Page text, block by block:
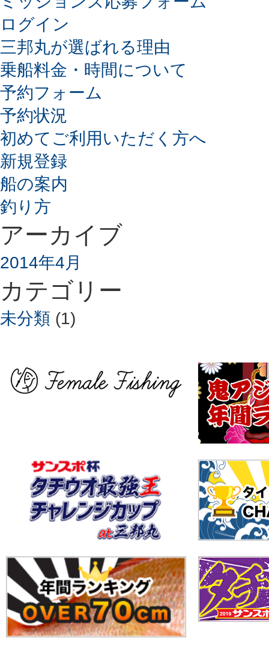
ログイン
三邦丸が選ばれる理由
乗船料金・時間について
予約フォーム
予約状況
初めてご利用いただく方へ
新規登録
船の案内
釣り方
アーカイブ
2014年4月
カテゴリー
未分類 (1)